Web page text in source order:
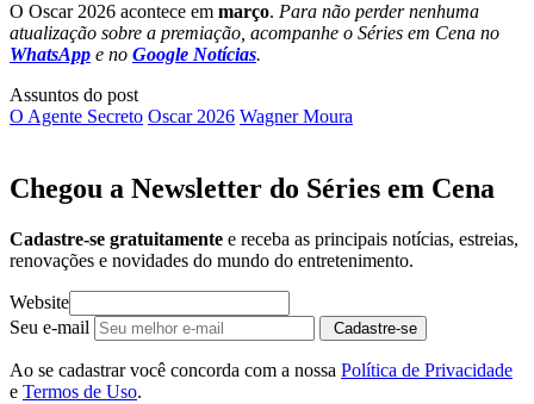
O Oscar 2026 acontece em março. Para não perder nenhuma
atualização sobre a premiação, acompanhe o Séries em Cena no
WhatsApp e no Google Notícias.
Assuntos do post
O Agente Secreto Oscar 2026 Wagner Moura
Chegou a Newsletter do Séries em Cena
Cadastre-se gratuitamente e receba as principais notícias, estreias,
renovações e novidades do mundo do entretenimento.
Website
Seu e-mail
Cadastre-se
Ao se cadastrar você concorda com a nossa Política de Privacidade
e Termos de Uso.